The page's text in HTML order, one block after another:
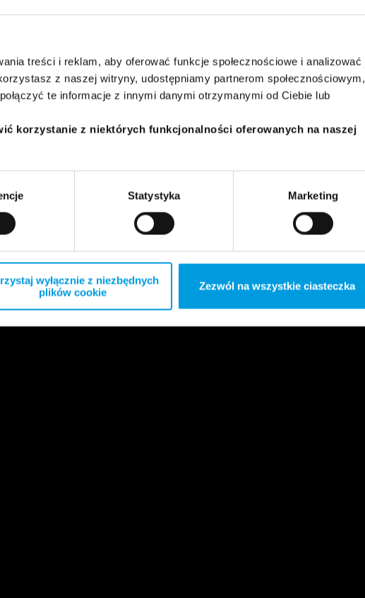
treści i reklam, aby oferować funkcje społecznościowe i analizować
z naszej witryny, udostępniamy partnerom społecznościowym,
te informacje z innymi danymi otrzymanymi od Ciebie lub
korzystanie z niektórych funkcjonalności oferowanych na naszej
Statystyka Marketing
wyłącznie z niezbędnych
plików cookie
Zezwól na wszystkie ciasteczka